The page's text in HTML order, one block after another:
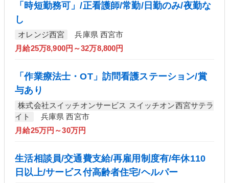
「時短勤務可」/正看護師/常勤/日勤のみ/夜勤な
し
オレンジ西宮
兵庫県 西宮市
月給25万8,900円～32万8,800円
「作業療法士・OT」訪問看護ステーション/賞
与あり
株式会社スイッチオンサービス スイッチオン西宮サテラ
イト
兵庫県 西宮市
月給25万円～30万円
生活相談員/交通費支給/再雇用制度有/年休110
日以上/サービス付高齢者住宅/ヘルパー